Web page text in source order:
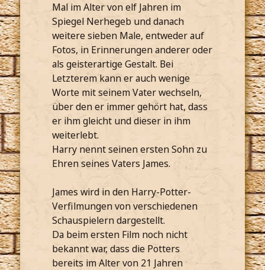
Mal im Alter von elf Jahren im
Spiegel Nerhegeb und danach
weitere sieben Male, entweder auf
Fotos, in Erinnerungen anderer oder
als geisterartige Gestalt. Bei
Letzterem kann er auch wenige
Worte mit seinem Vater wechseln,
über den er immer gehört hat, dass
er ihm gleicht und dieser in ihm
weiterlebt.
Harry nennt seinen ersten Sohn zu
Ehren seines Vaters James.
James wird in den Harry-Potter-
Verfilmungen von verschiedenen
Schauspielern dargestellt.
Da beim ersten Film noch nicht
bekannt war, dass die Potters
bereits im Alter von 21 Jahren